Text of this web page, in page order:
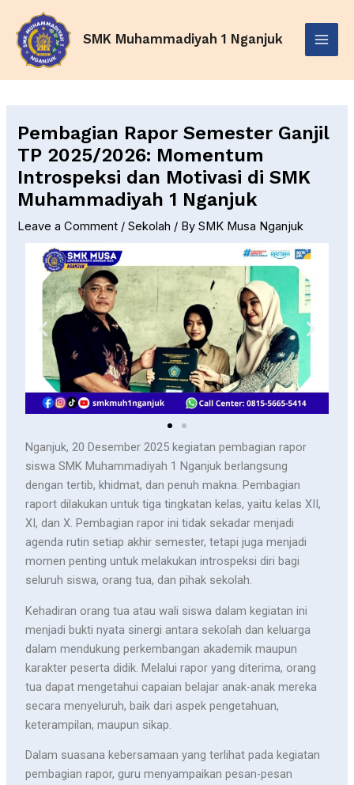
content
SMK Muhammadiyah 1 Nganjuk
Menu
Pembagian Rapor Semester Ganjil
TP 2025/2026: Momentum
Introspeksi dan Motivasi di SMK
Muhammadiyah 1 Nganjuk
Leave a Comment /Sekolah / BySMK Musa Nganjuk
Nganjuk, 20 Desember 2025 kegiatan pembagian rapor
siswa SMK Muhammadiyah 1 Nganjuk berlangsung
dengan tertib, khidmat, dan penuh makna. Pembagian
raport dilakukan untuk tiga tingkatan kelas, yaitu kelas XII,
XI, dan X. Pembagian rapor ini tidak sekadar menjadi
agenda rutin setiap akhir semester, tetapi juga menjadi
momen penting untuk melakukan introspeksi diri bagi
seluruh siswa, orang tua, dan pihak sekolah.
Kehadiran orang tua atau wali siswa dalam kegiatan ini
menjadi bukti nyata sinergi antara sekolah dan keluarga
dalam mendukung perkembangan akademik maupun
karakter peserta didik. Melalui rapor yang diterima, orang
tua dapat mengetahui capaian belajar anak-anak mereka
secara menyeluruh, baik dari aspek pengetahuan,
keterampilan, maupun sikap.
Dalam suasana kebersamaan yang terlihat pada kegiatan
pembagian rapor, guru menyampaikan pesan-pesan
navigation